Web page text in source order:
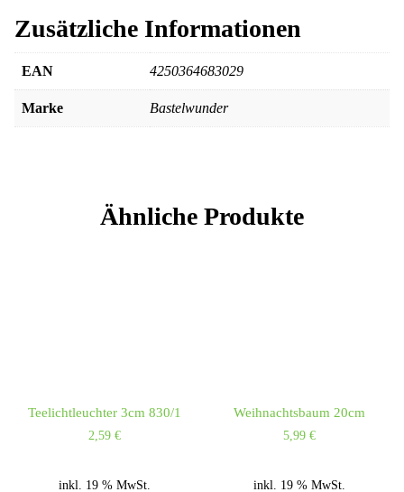
Zusätzliche Informationen
EAN 4250364683029
Marke Bastelwunder
Ähnliche Produkte
Teelichtleuchter 3cm 830/1
2,59 €
inkl. 19 % MwSt.
Weihnachtsbaum 20cm
5,99€
inkl. 19 % MwSt.